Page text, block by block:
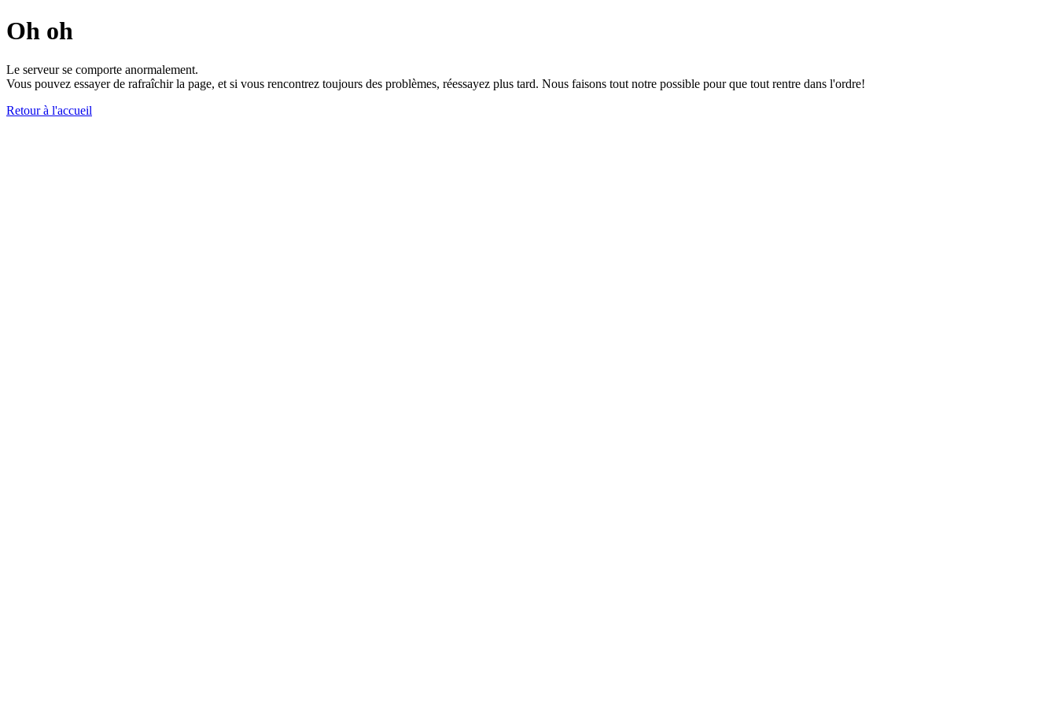
Oh oh
Le serveur se comporte anormalement.
Vous pouvez essayer de rafraîchir la page, et si vous rencontrez toujours des problèmes, réessayez plus tard. Nous faisons tout notre possible pour que tout rentre dans l'ordre!
Retour à l'accueil